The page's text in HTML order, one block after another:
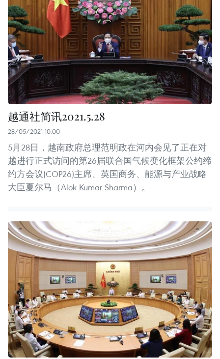
越通社简讯2021.5.28
28/05/2021 10:00
5月28日，越南政府总理范明政在河内会见了正在对
越进行正式访问的第26届联合国气候变化框架公约缔
约方会议(COP26)主席、英国商务、能源与产业战略
大臣夏尔马（Alok Kumar Sharma）。